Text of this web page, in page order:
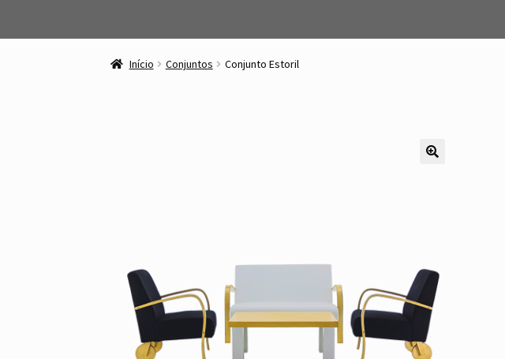
Ir
para
Saltar
paraInício Conjuntos Conjunto Estoril